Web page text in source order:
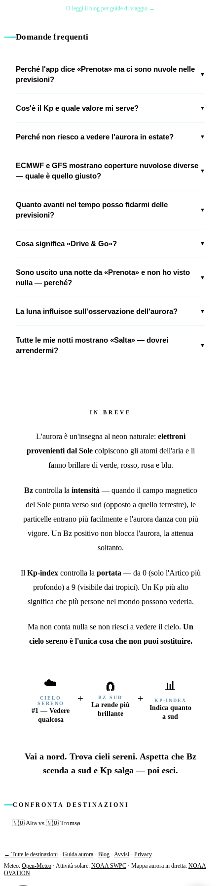
O leggi il blog per guide di viaggio →
Domande frequenti
Perché l'app dice «Prenota» ma ci sono nuvole nelle
previsioni?
▼
Cos'è il Kp e quale valore mi serve? ▼
Perché non riesco a vedere l'aurora in estate? ▼
ECMWF e GFS mostrano coperture nuvolose diverse
— quale è quello giusto?
▼
Quanto avanti nel tempo posso fidarmi delle
previsioni?
▼
Cosa significa «Drive & Go»? ▼
Sono uscito una notte da «Prenota» e non ho visto
nulla — perché?
▼
La luna influisce sull'osservazione dell'aurora? ▼
Tutte le mie notti mostrano «Salta» — dovrei
arrendermi?
▼
IN BREVE
L'aurora è un'insegna al neon naturale: elettroni
provenienti dal Solecolpiscono gli atomi dell'aria e li
fanno brillare di verde, rosso, rosa e blu.
Bzcontrolla la intensità — quando il campo magnetico
del Sole punta verso sud (opposto a quello terrestre), le
particelle entrano più facilmente e l'aurora danza con più
vigore. Un Bz positivo non blocca l'aurora, la attenua
soltanto.
Il Kp-indexcontrolla la portata — da 0 (solo l'Artico più
profondo) a 9 (visibile dai tropici). Un Kp più alto
significa che più persone nel mondo possono vederla.
Ma non conta nulla se non riesci a vedere il cielo. Un
cielo sereno è l'unica cosa che non puoi sostituire.
☁️
CIELO
SERENO
#1 — Vedere
qualcosa
+
🧲
BZ SUD
La rende più
brillante
+
📊
KP-INDEX
Indica quanto
a sud
Vai a nord. Trova cieli sereni. Aspetta che Bz
scenda a sud e Kp salga — poi esci.
CONFRONTA DESTINAZIONI
🇳🇴 Alta vs 🇳🇴 Tromsø
← Tutte le destinazioni · Guida aurora · Blog · Avvisi · Privacy
Meteo: Open-Meteo · Attività solare: NOAA SWPC · Mappa aurora in diretta: NOAA
OVATION